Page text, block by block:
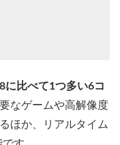
に比べて1つ多い6コ
なゲームや高解像度
ほか、リアルタイム